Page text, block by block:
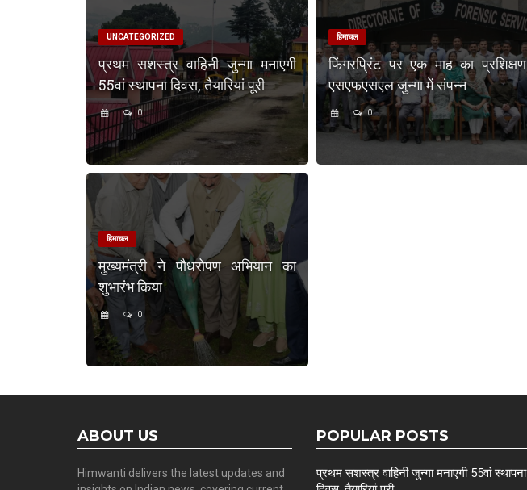
UNCATEGORIZED
प्रथम सशस्त्र वाहिनी जुन्गा मनाएगी
55वां स्थापना दिवस, तैयारियां पूरी
0
हिमाचल
फिंगरप्रिंट पर एक माह का प्रशिक्षण
एसएफएसएल जुन्गा में संपन्न
0
हिमाचल
मुख्यमंत्री ने पौधरोपण अभियान का
शुभारंभ किया
0
ABOUT US
Himwanti delivers the latest updates and
POPULAR POSTS
प्रथम सशस्त्र वाहिनी जुन्गा मनाएगी 55वां स्थापना